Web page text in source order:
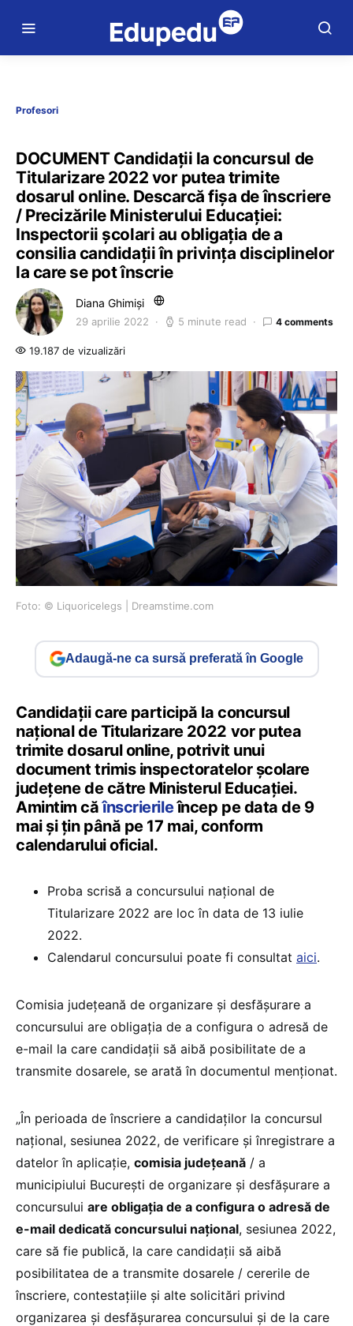
Profesori
DOCUMENT Candidații la concursul de
Titularizare 2022 vor putea trimite
dosarul online. Descarcă fișa de înscriere
/ Precizările Ministerului Educației:
Inspectorii școlari au obligația de a
consilia candidații în privința disciplinelor
la care se pot înscrie
Diana Ghimiși
29 aprilie 2022 5 minute read 4 comments
19.187 de vizualizări
Foto: © Liquoricelegs | Dreamstime.com
Adaugă-ne ca sursă preferată în Google
Candidații care participă la concursul
național de Titularizare 2022 vor putea
trimite dosarul online, potrivit unui
document trimis inspectoratelor școlare
județene de către Ministerul Educației.
Amintim căînscrierileîncep pe data de 9
mai și țin până pe 17 mai, conform
calendarului oficial.
Proba scrisă a concursului național de
Titularizare 2022 are loc în data de 13 iulie
2022.
Calendarul concursului poate fi consultat aici.
Comisia județeană de organizare și desfășurare a
concursului are obligația de a configura o adresă de
e-mail la care candidații să aibă posibilitate de a
transmite dosarele, se arată în documentul menționat.
„În perioada de înscriere a candidaților la concursul
național, sesiunea 2022, de verificare și înregistrare a
datelor în aplicație, comisia județeană / a
municipiului București de organizare și desfășurare a
concursului are obligația de a configura o adresă de
e-mail dedicată concursului național, sesiunea 2022,
care să fie publică, la care candidații să aibă
posibilitatea de a transmite dosarele / cererile de
înscriere, contestațiile și alte solicitări privind
organizarea și desfășurarea concursului și de la care